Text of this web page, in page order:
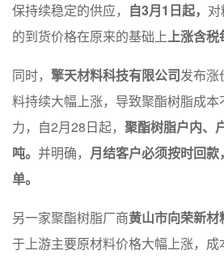
保持续稳定的供应， 自3月1日起，
的到货价格在原来的基础上上涨含税
同时， 擎天材料科技有限公司发布涨
料持续大幅上涨，导致聚酯树脂成
力，自2月28日起， 聚酯树脂户内、
吨。 并明确， 月结客户必须按时回
单。
另一家聚酯树脂厂商黄山市向荣新材
于上游主要原材料价格大幅上涨，